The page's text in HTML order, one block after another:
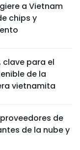
a Vietnam
chips y
clave para el
de la
vietnamita
de
de la nube y